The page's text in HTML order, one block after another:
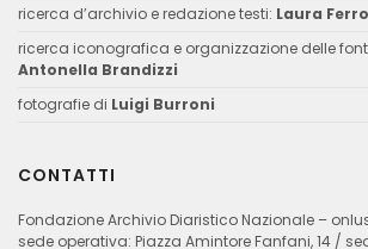
ricerca d’archivio e redazione testi: Laura Ferro
ricerca iconografica e organizzazione delle
Antonella Brandizzi
fotografie di Luigi Burroni
CONTATTI
Fondazione Archivio Diaristico Nazionale –
sede operativa: Piazza Amintore Fanfani, 14 /